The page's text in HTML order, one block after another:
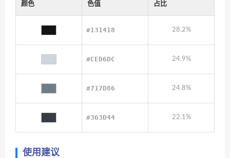
颜色 色值 占比
#131418 28.2%
#CED6DC 24.9%
#717D86 24.8%
#363D44 22.1%
使用建议